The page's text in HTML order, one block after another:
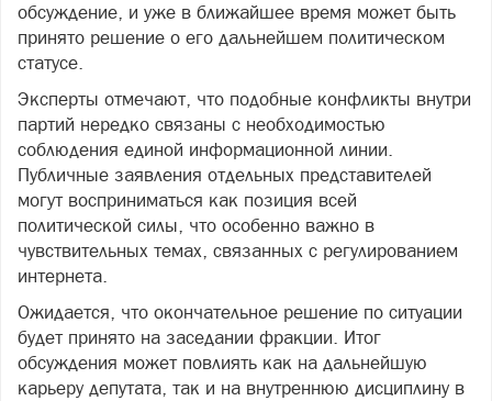
обсуждение, и уже в ближайшее время может быть
принято решение о его дальнейшем политическом
статусе.
Эксперты отмечают, что подобные конфликты внутри
партий нередко связаны с необходимостью
соблюдения единой информационной линии.
Публичные заявления отдельных представителей
могут восприниматься как позиция всей
политической силы, что особенно важно в
чувствительных темах, связанных с регулированием
интернета.
Ожидается, что окончательное решение по ситуации
будет принято на заседании фракции. Итог
обсуждения может повлиять как на дальнейшую
карьеру депутата, так и на внутреннюю дисциплину в